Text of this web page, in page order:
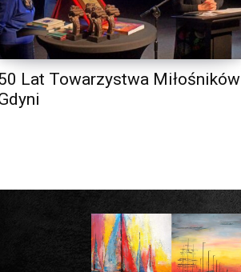
Lat Towarzystwa Miłośników